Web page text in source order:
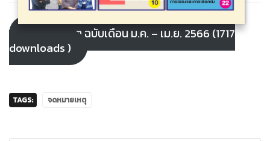
จดหมายเหตุ ฉบับเดือน ม.ค. – เม.ย. 2566 (1717
downloads )
TAGS: จดหมายเหตุ